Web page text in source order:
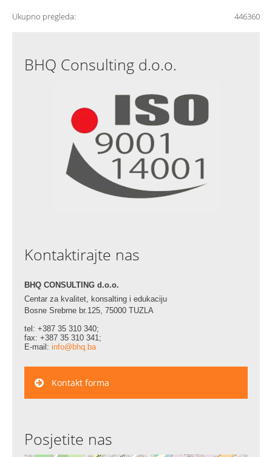
Ukupno pregleda: 446360
BHQ Consulting d.o.o.
Kontaktirajte nas
BHQ CONSULTING d.o.o.
Centar za kvalitet, konsalting i edukaciju
Bosne Srebrne br.125, 75000 TUZLA
tel: +387 35 310 340;
fax: +387 35 310 341;
E-mail: info@bhq.ba
Kontakt forma
Posjetite nas